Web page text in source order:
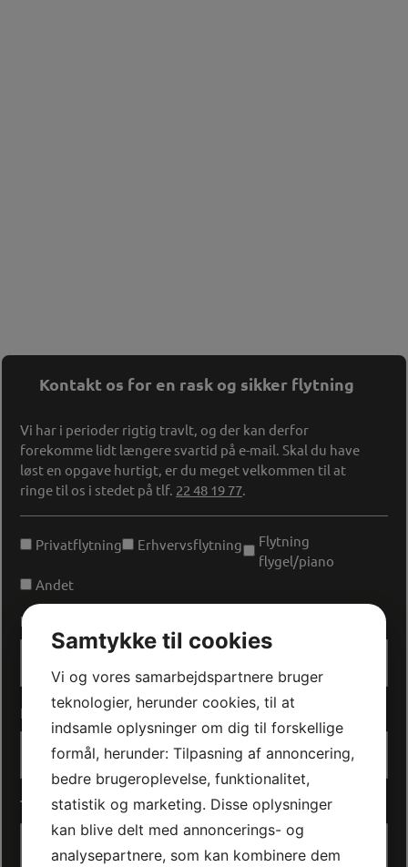
Kontakt os for en rask og sikker flytning
Vi har i perioder rigtig travlt, og der kan derfor
forekomme lidt længere svartid på e-mail. Skal du have
løst en opgave hurtigt, er du meget velkommen til at
ringe til os i stedet på tlf. 22 48 19 77
Unavngivet
Privatflytning Erhvervsflytning
Flytning
flygel/piano
Andet
Navn
E-mail
Telefon*
Samtykke til cookies
Vi og vores samarbejdspartnere bruger
teknologier, herunder cookies, til at
indsamle oplysninger om dig til forskellige
formål, herunder: Tilpasning af annoncering,
bedre brugeroplevelse, funktionalitet,
statistik og marketing. Disse oplysninger
kan blive delt med annoncerings- og
analysepartnere, som kan kombinere dem